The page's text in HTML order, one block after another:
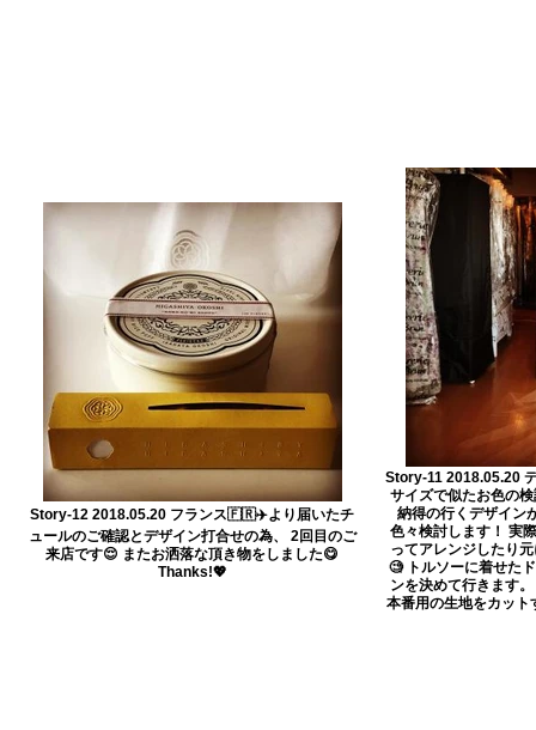
Story-12 2018.05.20 フランス🇫🇷✈️より届いたチ
ュールのご確認とデザイン打合せの為、 2回目のご
来店です😌 またお洒落な頂き物をしました😋
Thanks!💖
Story-11 2018.05.20
サイズで似たお色の
納得の行くデザイン
色々検討します！ 実
ってアレンジしたり
🧐 トルソーに着せた
ンを決めて行きます
本番用の生地をカット